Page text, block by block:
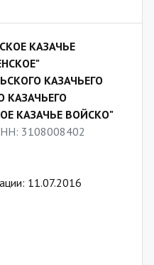
КАЗАЧЬЕ
КАЗАЧЬЕГО
КАЗАЧЬЕГО
КАЗАЧЬЕ ВОЙСКО"
3108008402
11.07.2016